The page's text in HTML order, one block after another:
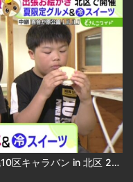
夏限定グルメ＆冷たいスイーツ！ 札幌10区キャラバン in 北区 2026-08-04